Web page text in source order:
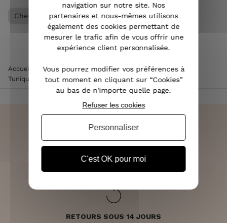
Chemisier / Blouse femme Vêtements femme
Accueil Vêtements femme >Chemisier / Blouse femme
Tunique noire petites fleurs blanches, briques et bleues
OFFERTE DÈS 70€
RETOURS SOUS 14 JOURS
navigation sur notre site. Nos
partenaires et nous-mêmes utilisons
également des cookies permettant de
mesurer le trafic afin de vous offrir une
expérience client personnalisée.
Vous pourrez modifier vos préférences à
tout moment en cliquant sur “Cookies”
au bas de n'importe quelle page.
C'est OK pour moi
Refuser les cookies
Personnaliser